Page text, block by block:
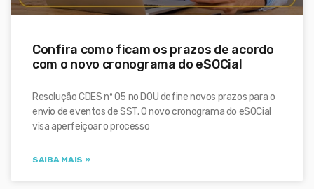
Confira como ficam os prazos de acordo
com o novo cronograma do eSOCial
Resolução CDES nº 05 no DOU define novos prazos para o
envio de eventos de SST. O novo cronograma do eSOCial
visa aperfeiçoar o processo
SAIBA MAIS »